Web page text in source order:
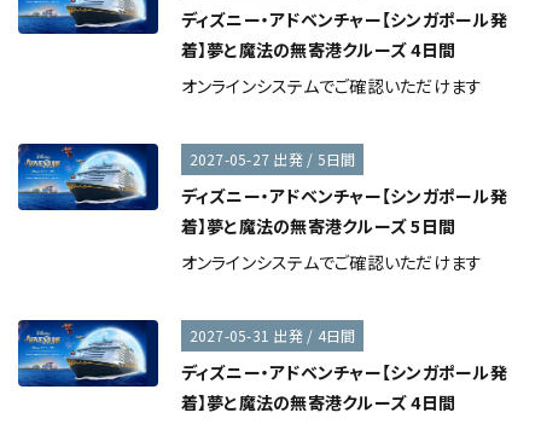
ディズニー・アドベンチャー【シンガポール発
着】夢と魔法の無寄港クルーズ 4日間
オンラインシステムでご確認いただけます
2027-05-27 出発 / 5日間
ディズニー・アドベンチャー【シンガポール発
着】夢と魔法の無寄港クルーズ 5日間
オンラインシステムでご確認いただけます
2027-05-31 出発 / 4日間
ディズニー・アドベンチャー【シンガポール発
着】夢と魔法の無寄港クルーズ 4日間